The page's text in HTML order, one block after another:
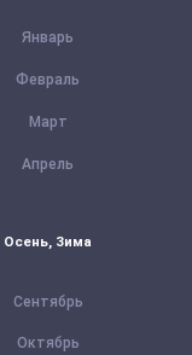
Январь
Февраль
Март
Апрель
Осень, Зима
Сентябрь
Октябрь